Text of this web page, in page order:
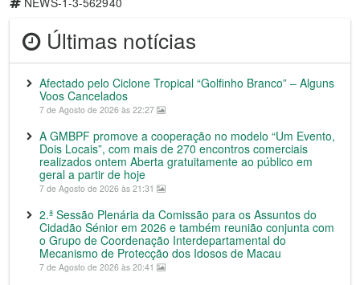
Últimas notícias
Afectado pelo Ciclone Tropical “Golfinho Branco” – Alguns
Voos Cancelados
7 de Agosto de 2026 às 22:27
A GMBPF promove a cooperação no modelo “Um Evento,
Dois Locais”, com mais de 270 encontros comerciais
realizados ontem Aberta gratuitamente ao público em
geral a partir de hoje
7 de Agosto de 2026 às 21:31
2.ª Sessão Plenária da Comissão para os Assuntos do
Cidadão Sénior em 2026 e também reunião conjunta com
o Grupo de Coordenação Interdepartamental do
Mecanismo de Protecção dos Idosos de Macau
7 de Agosto de 2026 às 20:41